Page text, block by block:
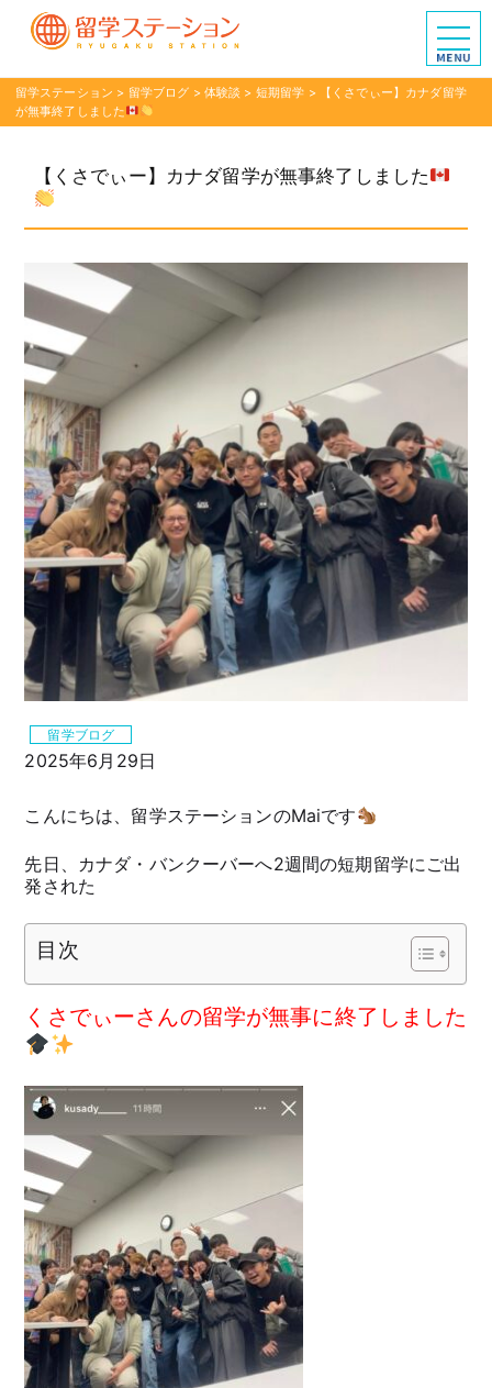
留学ステーション > 留学ブログ > 体験談 > 短期留学 >
【くさでぃー】カナダ留学
が無事終了しました
【くさでぃー】カナダ留学が無事終了しました
留学ブログ
2025年6月29日
こんにちは、留学ステーションのMaiです
先日、カナダ・バンクーバーへ2週間の短期留学にご出
発された
目次
くさでぃーさんの留学が無事に終了しました